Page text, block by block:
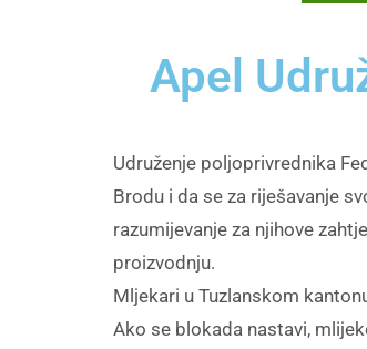
Apel
Udruženje poljoprivrednika
Brodu i da se za riješavanje
razumijevanje za njihove
proizvodnju.
Mljekari u Tuzlanskom
Ako se blokada nastavi,